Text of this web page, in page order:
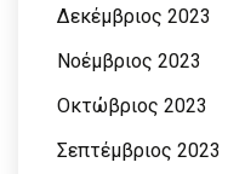
Δεκέμβριος 2023
Νοέμβριος 2023
Οκτώβριος 2023
Σεπτέμβριος 2023